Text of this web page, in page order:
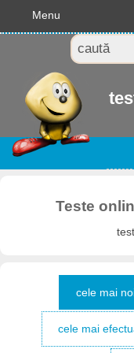
Menu
Teste
cele mai
cele mai